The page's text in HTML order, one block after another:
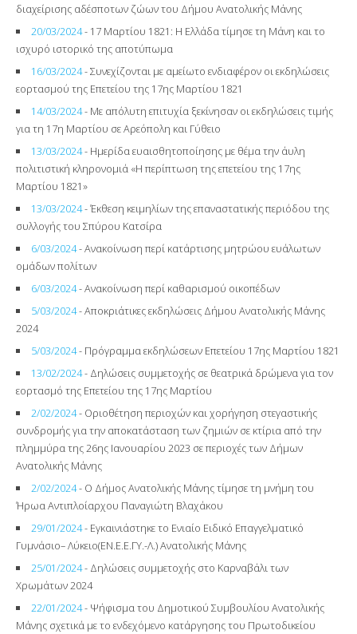
διαχείρισης αδέσποτων ζώων του Δήμου Ανατολικής Μάνης
20/03/2024- 17 Μαρτίου 1821: Η Ελλάδα τίμησε τη Μάνη και το
ισχυρό ιστορικό της αποτύπωμα
16/03/2024- Συνεχίζονται με αμείωτο ενδιαφέρον οι εκδηλώσεις
εορτασμού της Επετείου της 17ης Μαρτίου 1821
14/03/2024- Με απόλυτη επιτυχία ξεκίνησαν οι εκδηλώσεις τιμής
για τη 17η Μαρτίου σε Αρεόπολη και Γύθειο
13/03/2024- Ημερίδα ευαισθητοποίησης με θέμα την άυλη
πολιτιστική κληρονομιά «Η περίπτωση της επετείου της 17ης
Μαρτίου 1821»
13/03/2024- Έκθεση κειμηλίων της επαναστατικής περιόδου της
συλλογής του Σπύρου Κατσίρα
6/03/2024- Ανακοίνωση περί κατάρτισης μητρώου ευάλωτων
ομάδων πολίτων
6/03/2024- Ανακοίνωση περί καθαρισμού οικοπέδων
5/03/2024- Αποκριάτικες εκδηλώσεις Δήμου Ανατολικής Μάνης
2024
5/03/2024- Πρόγραμμα εκδηλώσεων Επετείου 17ης Μαρτίου 1821
13/02/2024- Δηλώσεις συμμετοχής σε θεατρικά δρώμενα για τον
εορτασμό της Επετείου της 17ης Μαρτίου
2/02/2024- Οριοθέτηση περιοχών και χορήγηση στεγαστικής
συνδρομής για την αποκατάσταση των ζημιών σε κτίρια από την
πλημμύρα της 26ης Ιανουαρίου 2023 σε περιοχές των Δήμων
Ανατολικής Μάνης
2/02/2024- Ο Δήμος Ανατολικής Μάνης τίμησε τη μνήμη του
Ήρωα Αντιπλοίαρχου Παναγιώτη Βλαχάκου
29/01/2024- Εγκαινιάστηκε το Ενιαίο Ειδικό Επαγγελματικό
Γυμνάσιο– Λύκειο(ΕΝ.Ε.Ε.ΓΥ.-Λ.) Ανατολικής Μάνης
25/01/2024- Δηλώσεις συμμετοχής στο Καρναβάλι των
Χρωμάτων 2024
22/01/2024- Ψήφισμα του Δημοτικού Συμβουλίου Ανατολικής
Μάνης σχετικά με το ενδεχόμενο κατάργησης του Πρωτοδικείου